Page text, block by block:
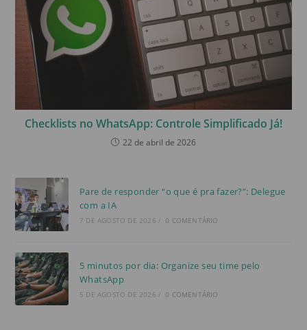
Checklists no WhatsApp: Controle Simplificado Já!
22 de abril de 2026
Pare de responder “o que é pra fazer?”: Delegue
com a IA
7 DE AGOSTO DE 2026 / 0 COMENTÁRIO
5 minutos por dia: Organize seu time pelo
WhatsApp
5 DE AGOSTO DE 2026 / 0 COMENTÁRIO